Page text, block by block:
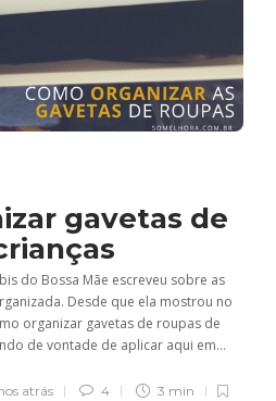
gavetas de
do Bossa Mãe escreveu sobre as
Desde que ela mostrou no
organizar gavetas de roupas de
de vontade de aplicar aqui em...
atrás 4 3 min